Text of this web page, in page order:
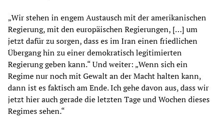
„Wir stehen in engem Austausch mit der amerikanischen
Regierung, mit den europäischen Regierungen, […] um
jetzt dafür zu sorgen, dass es im Iran einen friedlichen
Übergang hin zu einer demokratisch legitimierten
Regierung geben kann.“ Und weiter: „Wenn sich ein
Regime nur noch mit Gewalt an der Macht halten kann,
dann ist es faktisch am Ende. Ich gehe davon aus, dass wir
jetzt hier auch gerade die letzten Tage und Wochen dieses
Regimes sehen.“